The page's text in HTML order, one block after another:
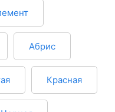
Абрис
Красная